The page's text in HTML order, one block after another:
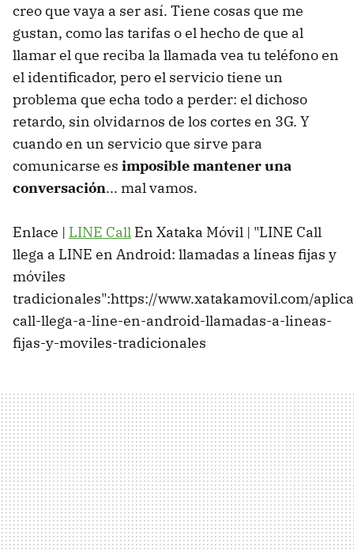
creo que vaya a ser así. Tiene cosas que me
gustan, como las tarifas o el hecho de que al
llamar el que reciba la llamada vea tu teléfono en
el identificador, pero el servicio tiene un
problema que echa todo a perder: el dichoso
retardo, sin olvidarnos de los cortes en 3G. Y
cuando en un servicio que sirve para
comunicarse es imposible mantener una
conversación... mal vamos.
Enlace | LINE Call En Xataka Móvil | "LINE Call
llega a LINE en Android: llamadas a líneas fijas y
móviles
tradicionales":https://www.xatakamovil.com/
call-llega-a-line-en-android-llamadas-a-lineas-
fijas-y-moviles-tradicionales